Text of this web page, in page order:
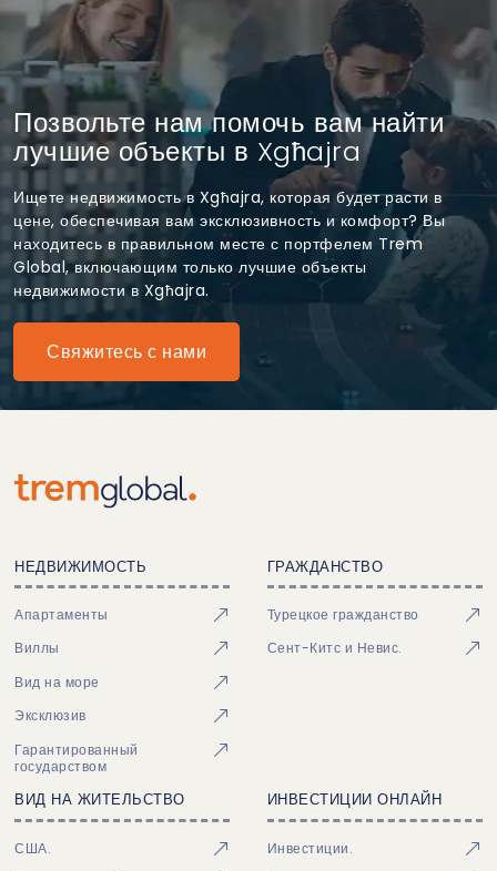
Позвольте нам помочь вам найти
лучшие объекты в Xgħajra
Ищете недвижимость в Xgħajra, которая будет расти в
цене, обеспечивая вам эксклюзивность и комфорт? Вы
находитесь в правильном месте с портфелем Trem
Global, включающим только лучшие объекты
недвижимости в Xgħajra.
Свяжитесь с нами
НЕДВИЖИМОСТЬ
Апартаменты
Виллы
Вид на море
Эксклюзив
Гарантированный
государством
ГРАЖДАНСТВО
Турецкое гражданство
Сент-Китс и Невис.
ВИД НА ЖИТЕЛЬСТВО
США.
ИНВЕСТИЦИИ ОНЛАЙН
Инвестиции.